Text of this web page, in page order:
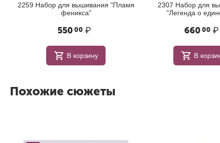
2259 Набор для вышивания "Пламя
феникса"
550 00 ₽
В корзину
2307 Набор для
"Легенда о
660 00 ₽
В
Похожие сюжеты